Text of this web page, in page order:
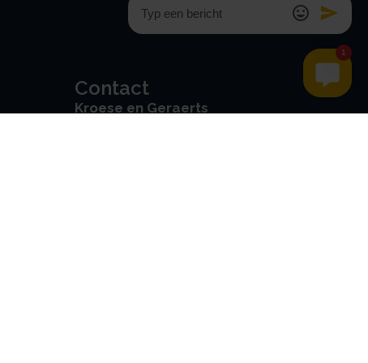
Contact
Kroese en Geraerts